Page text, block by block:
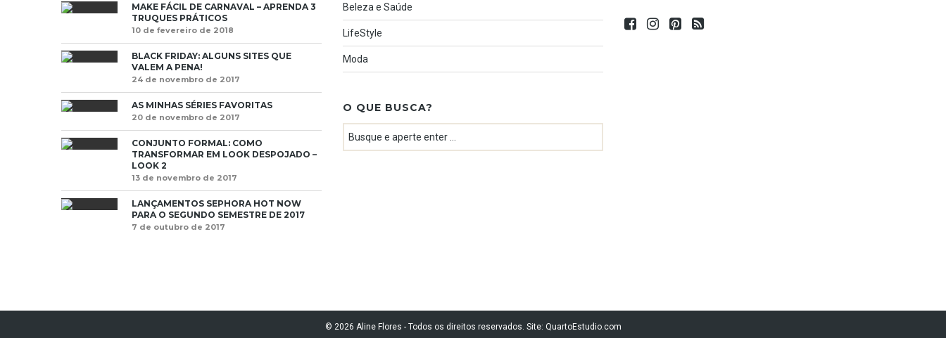
MAKE FÁCIL DE CARNAVAL – APRENDA 3
TRUQUES PRÁTICOS
10 de fevereiro de 2018
BLACK FRIDAY: ALGUNS SITES QUE
VALEM A PENA!
24 de novembro de 2017
AS MINHAS SÉRIES FAVORITAS
20 de novembro de 2017
CONJUNTO FORMAL: COMO
TRANSFORMAR EM LOOK DESPOJADO –
LOOK 2
13 de novembro de 2017
LANÇAMENTOS SEPHORA HOT NOW
PARA O SEGUNDO SEMESTRE DE 2017
7 de outubro de 2017
Beleza e Saúde
LifeStyle
Moda
O QUE BUSCA?
© 2026 Aline Flores - Todos os direitos reservados. Site: QuartoEstudio.com